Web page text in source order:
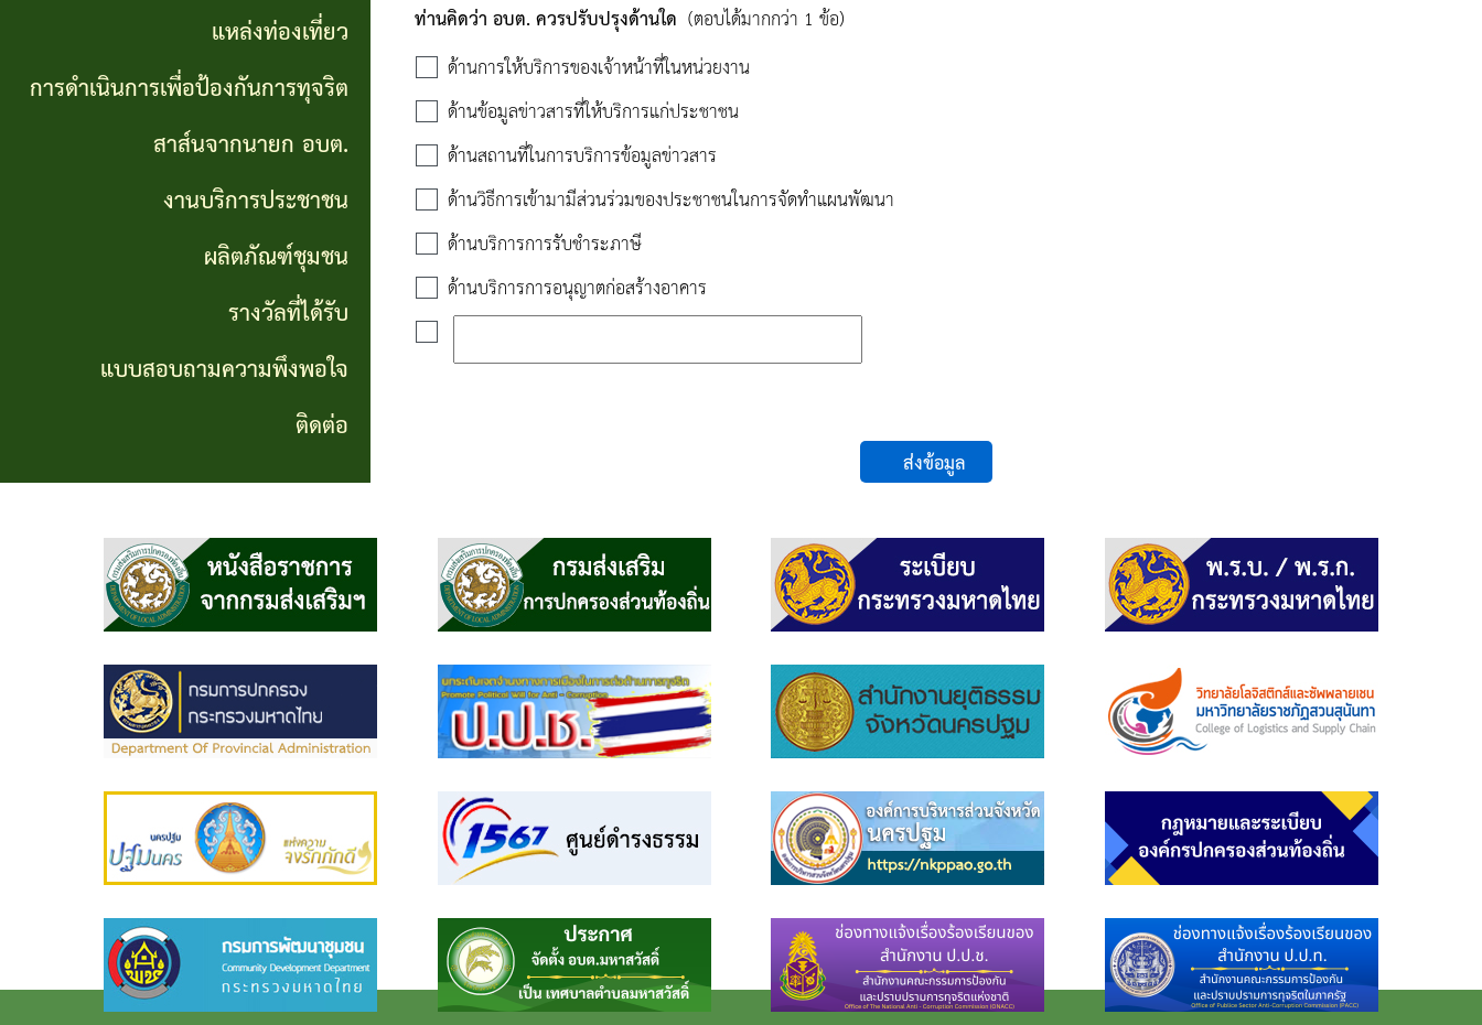
เที่ยว
การ
การ
การ
นายก
อบต.
งาน
บริการ
ประชาชน
ผลิตภัณฑ์
ชุมชน
รางวัล
ที่ได้
รับ
แหล่งท่องเที่ยว
การดำเนินการเพื่อป้องกันการทุจริต
สาส์นจากนายก อบต.
งานบริการประชาชน
ผลิตภัณฑ์ชุมชน
รางวัลที่ได้รับ
แบบสอบถามความพึงพอใจ
ติดต่อ
ท่านคิดว่า อบต. ควรปรับปรุงด้านใด (ตอบได้มากกว่า 1 ข้อ)
ด้านการให้บริการของเจ้าหน้าที่ในหน่วยงาน
ด้านข้อมูลข่าวสารที่ให้บริการแก่ประชาชน
ด้านสถานที่ในการบริการข้อมูลข่าวสาร
ด้านวิธีการเข้ามามีส่วนร่วมของประชาชนในการจัดทำแผนพัฒนา
ด้านบริการการรับชำระภาษี
ด้านบริการการอนุญาตก่อสร้างอาคาร
ส่งข้อมูล